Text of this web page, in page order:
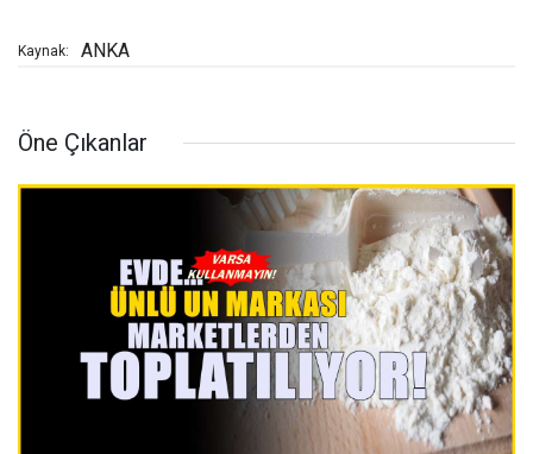
Kaynak: ANKA
Öne Çıkanlar